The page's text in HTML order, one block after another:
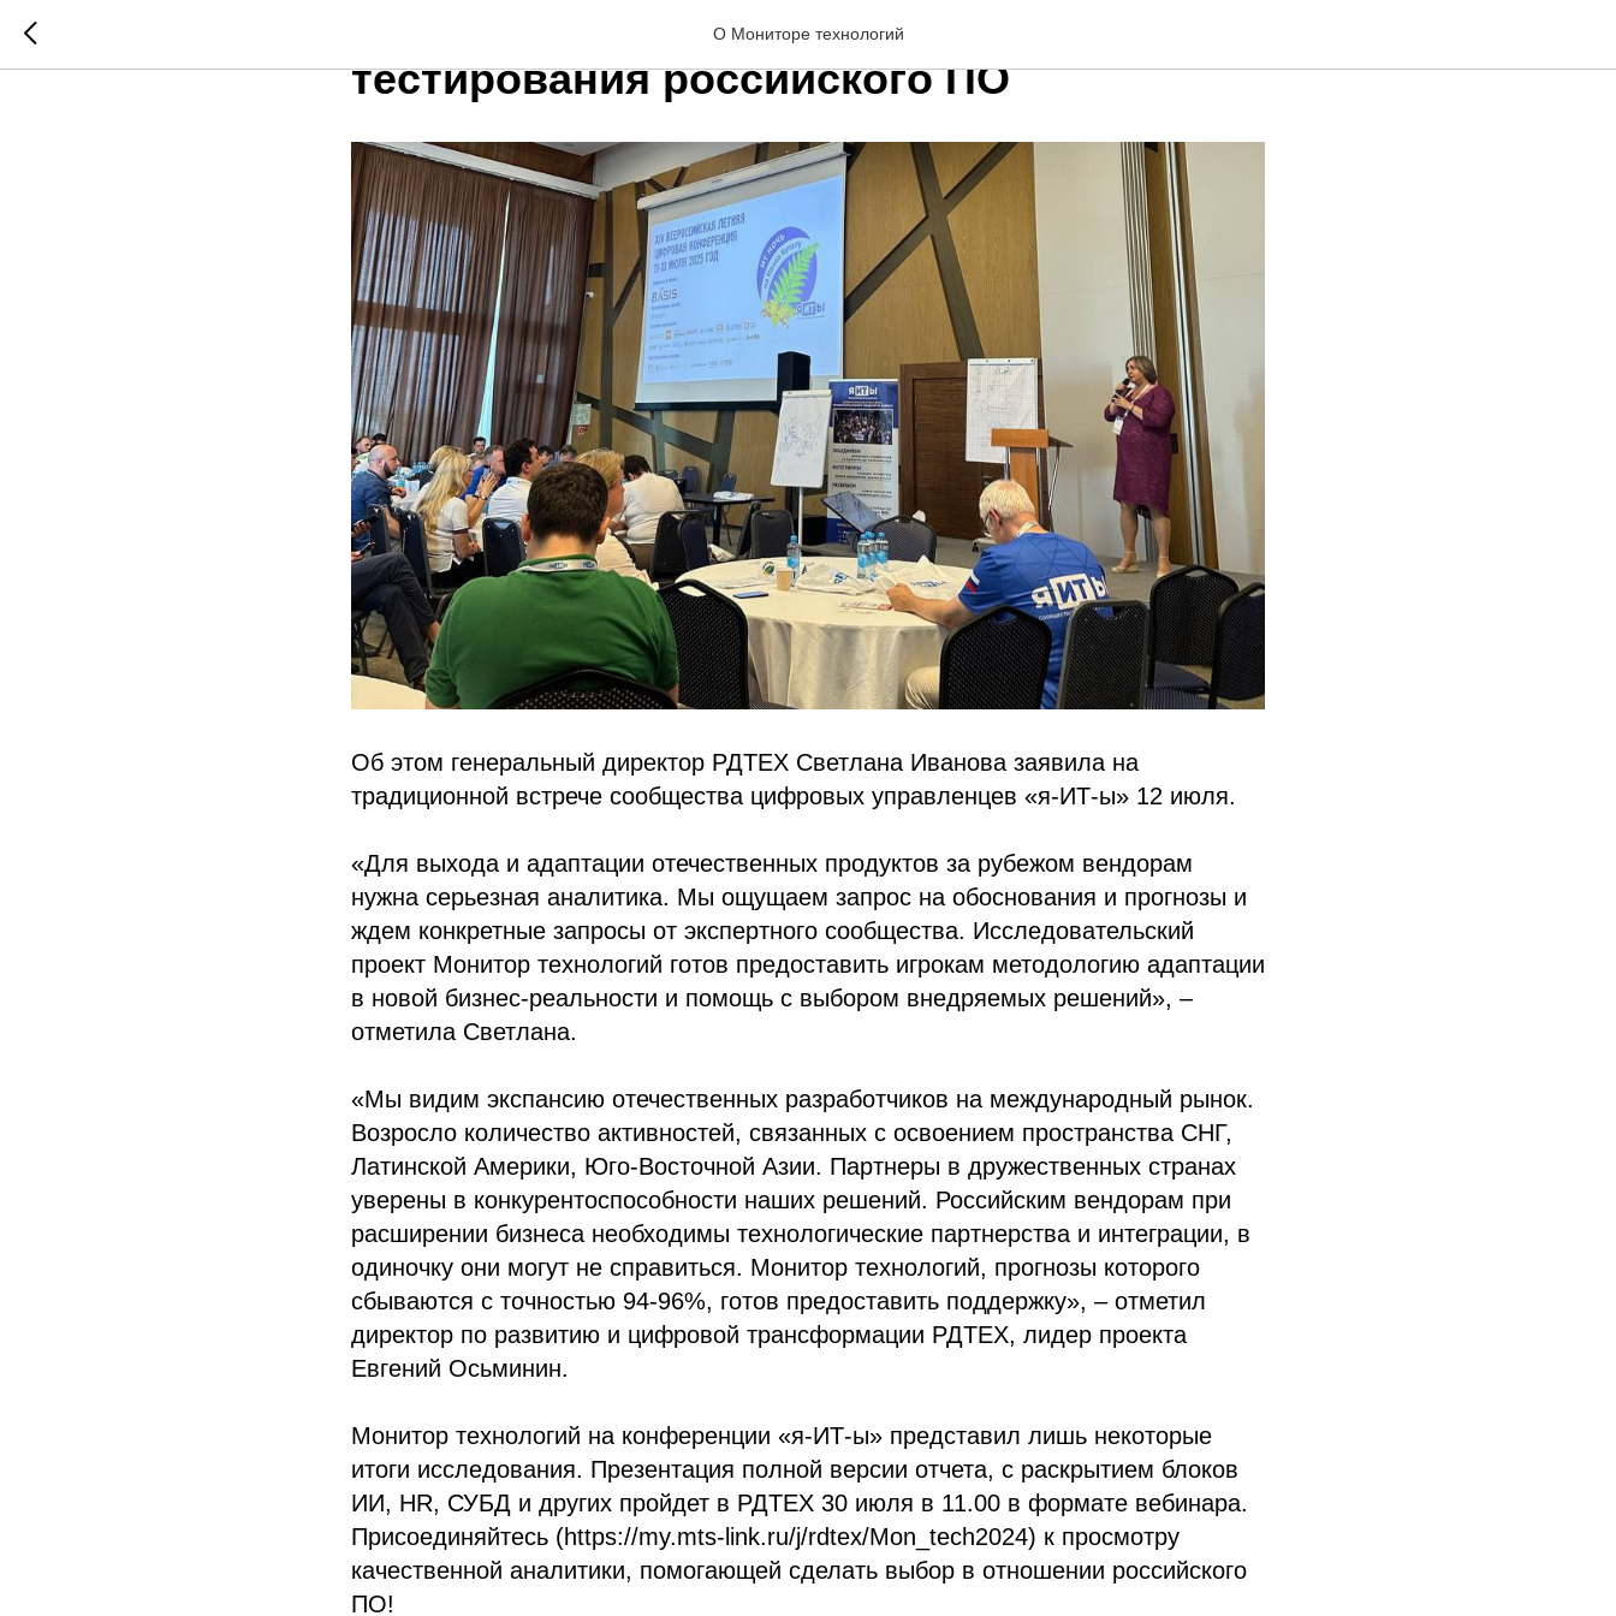
О Мониторе технологий
РДТЕХ открыл Лабораторию
тестирования российского ПО
Об этом генеральный директор РДТЕХ Светлана Иванова заявила на
традиционной встрече сообщества цифровых управленцев «я-ИТ-ы» 12 июля.
«Для выхода и адаптации отечественных продуктов за рубежом вендорам
нужна серьезная аналитика. Мы ощущаем запрос на обоснования и прогнозы и
ждем конкретные запросы от экспертного сообщества. Исследовательский
проект Монитор технологий готов предоставить игрокам методологию адаптации
в новой бизнес-реальности и помощь с выбором внедряемых решений», –
отметила Светлана.
«Мы видим экспансию отечественных разработчиков на международный рынок.
Возросло количество активностей, связанных с освоением пространства СНГ,
Латинской Америки, Юго-Восточной Азии. Партнеры в дружественных странах
уверены в конкурентоспособности наших решений. Российским вендорам при
расширении бизнеса необходимы технологические партнерства и интеграции, в
одиночку они могут не справиться. Монитор технологий, прогнозы которого
сбываются с точностью 94-96%, готов предоставить поддержку», – отметил
директор по развитию и цифровой трансформации РДТЕХ, лидер проекта
Евгений Осьминин.
Монитор технологий на конференции «я-ИТ-ы» представил лишь некоторые
итоги исследования. Презентация полной версии отчета, с раскрытием блоков
ИИ, HR, СУБД и других пройдет в РДТЕХ 30 июля в 11.00 в формате вебинара.
Присоединяйтесь (https://my.mts-link.ru/j/rdtex/Mon_tech2024) к просмотру
качественной аналитики, помогающей сделать выбор в отношении российского
ПО!